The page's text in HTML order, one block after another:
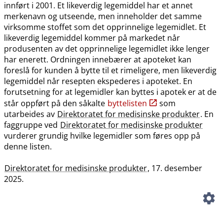
innført i 2001. Et likeverdig legemiddel har et annet
merkenavn og utseende, men inneholder det samme
virksomme stoffet som det opprinnelige legemidlet. Et
likeverdig legemiddel kommer på markedet når
produsenten av det opprinnelige legemidlet ikke lenger
har enerett. Ordningen innebærer at apoteket kan
foreslå for kunden å bytte til et rimeligere, men likeverdig
legemiddel når resepten ekspederes i apoteket. En
forutsetning for at legemidler kan byttes i apotek er at de
står oppført på den såkalte byttelisten
som
utarbeides av Direktoratet for medisinske produkter. En
faggruppe ved Direktoratet for medisinske produkter
vurderer grundig hvilke legemidler som føres opp på
denne listen.
Direktoratet for medisinske produkter, 17. desember
2025.